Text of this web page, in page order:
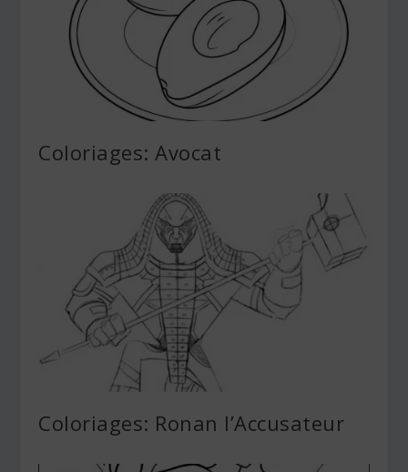
Coloriages: Avocat
Coloriages: Ronan l’Accusateur